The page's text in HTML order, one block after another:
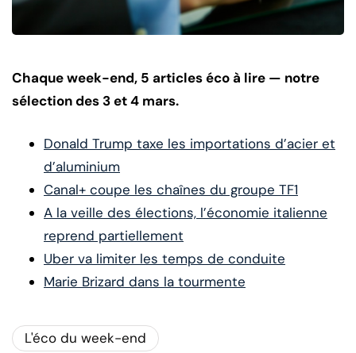
Chaque week-end, 5 articles éco à lire — notre
sélection des 3 et 4 mars.
Donald Trump taxe les importations d’acier et
d’aluminium
Canal+ coupe les chaînes du groupe TF1
A la veille des élections, l’économie italienne
reprend partiellement
Uber va limiter les temps de conduite
Marie Brizard dans la tourmente
L'éco du week-end